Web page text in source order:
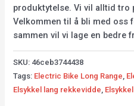
produktytelse. Vi vil alltid tro
Velkommen til å bli med oss
sammen vil vi lage en bedre
SKU: 46ceb3744438
Tags: Electric Bike Long Range
Elsykkel lang rekkevidde